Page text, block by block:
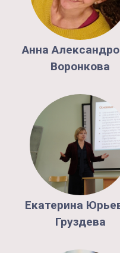
Анна
Воронкова
Екатерина
Груздева